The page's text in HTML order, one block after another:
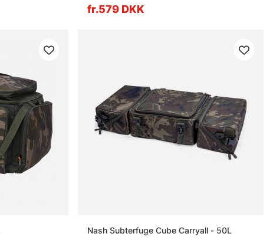
fr.579 DKK
Nash Subterfuge Cube Carryall - 50L